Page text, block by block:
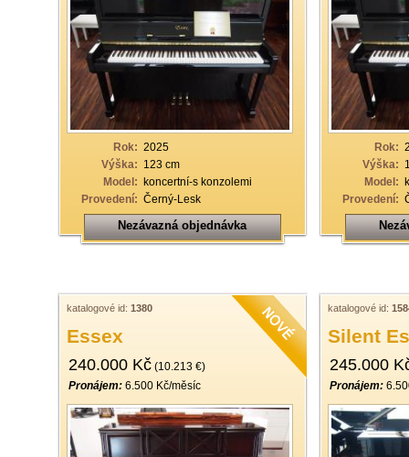
Rok: 2025
Výška: 123 cm
Model: koncertní-s konzolemi
Provedení: Černý-Lesk
Nezávazná objednávka
Rok:
Výška:
Model:
Provedení:
katalogové id: 1380
Essex
240.000 Kč (10.213 €)
Pronájem: 6.500 Kč/měsíc
katalogové id:
Silent
245.000
Pronájem: